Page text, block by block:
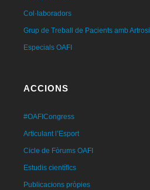
Col·laboradors
Grup de Treball de Pacients amb Artrosi
Especials OAFI
ACCIONS
#OAFICongress
Articulant l’Esport
Cicle de Fòrums OAFI
Estudis científics
Publicacions pròpies